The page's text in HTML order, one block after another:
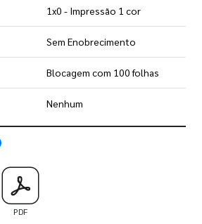
1x0 - Impressão 1 cor
Sem Enobrecimento
Blocagem com 100 folhas
Nenhum
Saiba como utilizar os nossos gabaritos
PDF